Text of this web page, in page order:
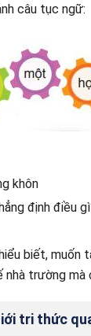
câu tục ngữ:
khôn
định điều
biết,
trường
tri thức